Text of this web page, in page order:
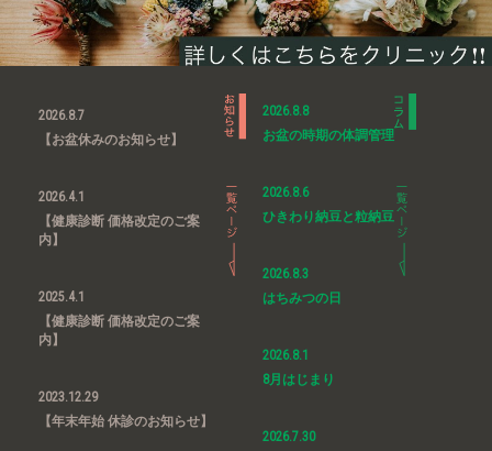
2026.8.7
【お盆休みのお知らせ】
2026.4.1
【健康診断 価格改定のご案
内】
2025.4.1
【健康診断 価格改定のご案
内】
2023.12.29
【年末年始 休診のお知らせ】
2026.8.8
お盆の時期の体調管理
2026.8.6
ひきわり納豆と粒納豆
2026.8.3
はちみつの日
2026.8.1
8月はじまり
2026.7.30